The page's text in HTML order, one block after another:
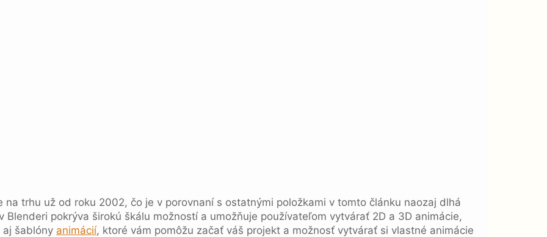
trhu už od roku 2002, čo je v porovnaní s ostatnými položkami v tomto článku naozaj dlhá
pokrýva širokú škálu možností a umožňuje používateľom vytvárať 2D a 3D animácie,
šablóny animácií, ktoré vám pomôžu začať váš projekt a možnosť vytvárať si vlastné animácie